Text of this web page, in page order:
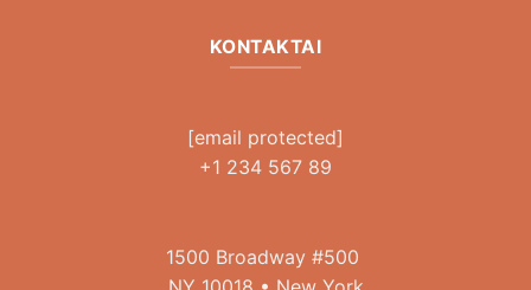
KONTAKTAI
[email protected]
+1 234 567 89
1500 Broadway #500